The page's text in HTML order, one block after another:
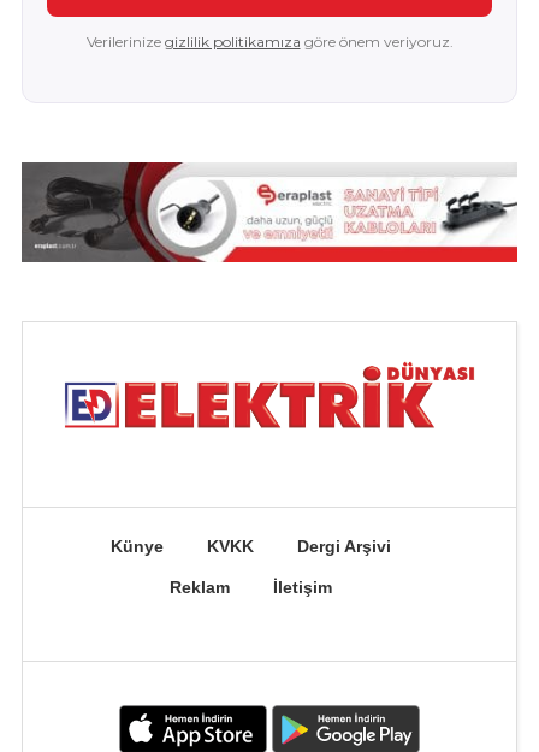
Verilerinize gizlilik politikamıza göre önem veriyoruz.
Künye KVKK Dergi Arşivi
Reklam İletişim